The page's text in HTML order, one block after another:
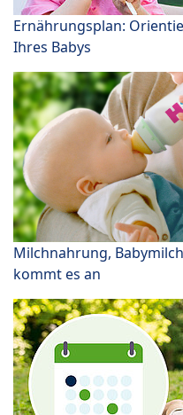
Ernährungsplan:
Ihres Babys
Milchnahrung,
kommt es an